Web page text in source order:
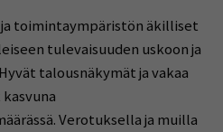
toimintaympäristön äkilliset
tulevaisuuden uskoon ja
talousnäkymät ja vakaa
Verotuksella ja muilla